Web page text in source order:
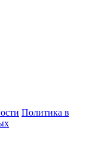
Политика в